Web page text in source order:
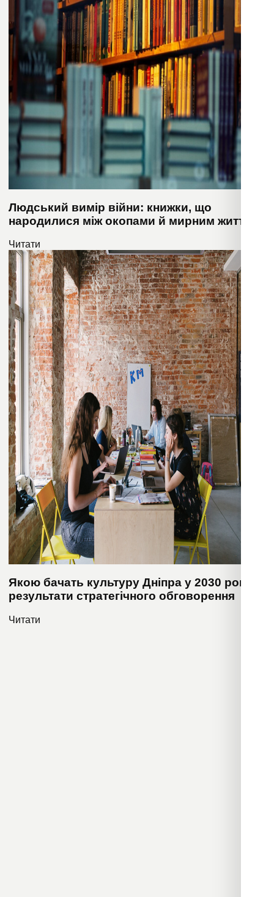
Людський вимір війни: книжки, що
народилися між окопами й мирним життям
Читати
Якою бачать культуру Дніпра у 2030 році:
результати стратегічного обговорення
Читати